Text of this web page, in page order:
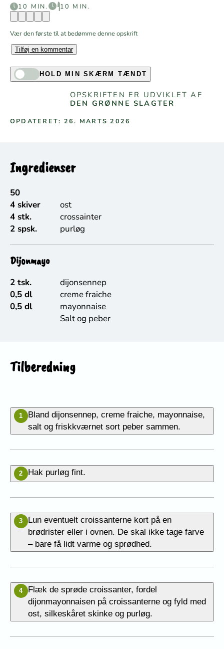
10 MIN. 10 MIN.
Vær den første til at bedømme denne opskrift
Tilføj en kommentar
HOLD MIN SKÆRM TÆNDT
OPSKRIFTEN ER UDVIKLET AF
DEN GRØNNE SLAGTER
OPDATERET: 26. MARTS 2026
Ingredienser
50
4 skiver
ost
4 stk.
crossainter
2 spsk.
purløg
Dijonmayo
2 tsk.
dijonsennep
0,5 dl
creme fraiche
0,5 dl
mayonnaise
Salt og peber
Tilberedning
1
Bland dijonsennep, creme fraiche, mayonnaise,
salt og friskkværnet sort peber sammen.
2 Hak purløg fint.
3
Lun eventuelt croissanterne kort på en
brødrister eller i ovnen. De skal ikke tage farve
– bare få lidt varme og sprødhed.
4
Flæk de sprøde croissanter, fordel
dijonmayonnaisen på croissanterne og fyld med
ost, silkeskåret skinke og purløg.